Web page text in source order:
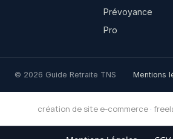
Prévoyance
Pro
© 2026 Guide Retraite TNS Mentions
création de site e-commerce ·